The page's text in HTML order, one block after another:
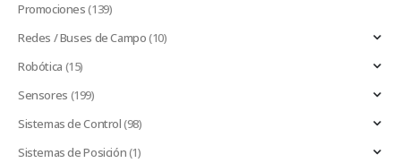
Promociones(139)
Redes / Buses de Campo(10)
Robótica (15)
Sensores (199)
Sistemas de Control(98)
Sistemas de Posición(1)